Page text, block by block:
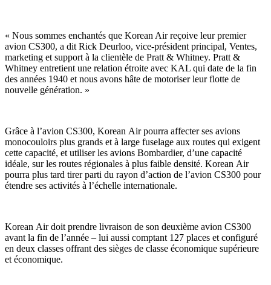
« Nous sommes enchantés que Korean Air reçoive leur premier
avion CS300, a dit Rick Deurloo, vice-président principal, Ventes,
marketing et support à la clientèle de Pratt & Whitney. Pratt &
Whitney entretient une relation étroite avec KAL qui date de la fin
des années 1940 et nous avons hâte de motoriser leur flotte de
nouvelle génération. »
Grâce à l’avion CS300, Korean Air pourra affecter ses avions
monocouloirs plus grands et à large fuselage aux routes qui exigent
cette capacité, et utiliser les avions Bombardier, d’une capacité
idéale, sur les routes régionales à plus faible densité. Korean Air
pourra plus tard tirer parti du rayon d’action de l’avion CS300 pour
étendre ses activités à l’échelle internationale.
Korean Air doit prendre livraison de son deuxième avion CS300
avant la fin de l’année – lui aussi comptant 127 places et configuré
en deux classes offrant des sièges de classe économique supérieure
et économique.